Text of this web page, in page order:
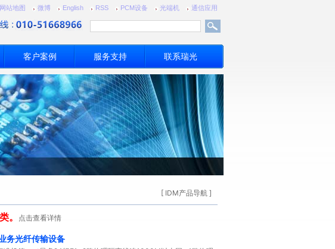
网站地图 微博 English RSS PCM设备 光端机 通信应用
客户案例 服务支持 联系瑞光
[ IDM产品导航 ]
。 点击查看详情
务光纤传输设备